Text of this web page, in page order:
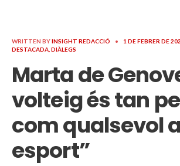
WRITTEN BYINSIGHT REDACCIÓ • 1 DE FEBRER DE
DESTACADA DIÀLEGS
Marta de
volteig és tan
com qualsevol
esport”